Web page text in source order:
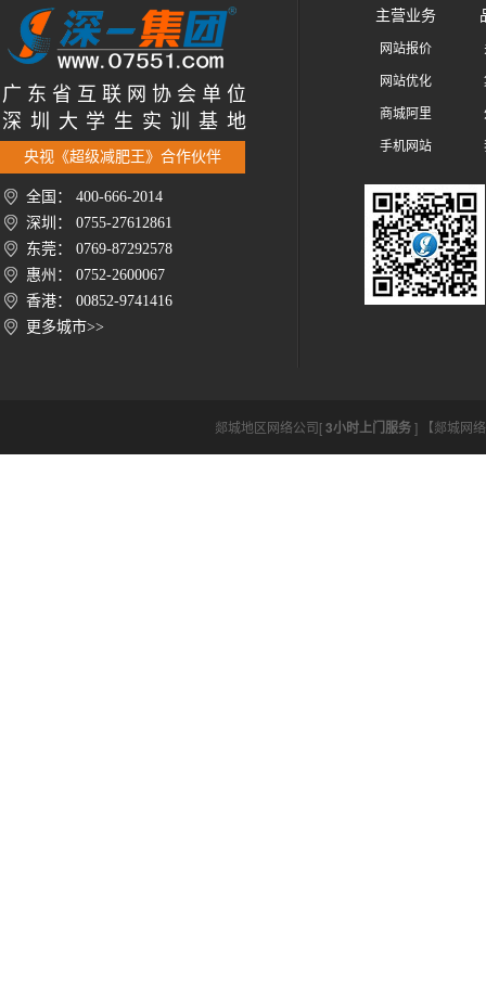
广 东 省 互 联 网 协 会 单 位
深 圳 大 学 生 实 训 基 地
央视《超级减肥王》合作伙伴
全国： 400-666-2014
深圳： 0755-27612861
东莞： 0769-87292578
惠州： 0752-2600067
香港： 00852-9741416
更多城市>>
主营业务
网站报价
网站优化
商城阿里
手机网站
郯城地区网络公司[3小时上门服务] 【郯城网